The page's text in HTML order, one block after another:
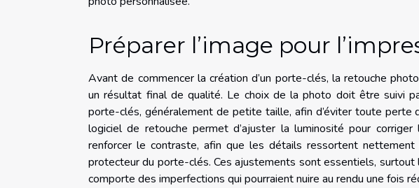
Préparer l’image pour
Avant de commencer la création d’un porte-clés, la retouche
un résultat final de qualité. Le choix de la photo doit être suivi
porte-clés, généralement de petite taille, afin d’éviter toute perte
logiciel de retouche permet d’ajuster la luminosité pour
renforcer le contraste, afin que les détails ressortent
protecteur du porte-clés. Ces ajustements sont essentiels, surtout
comporte des imperfections qui pourraient nuire au rendu une fois